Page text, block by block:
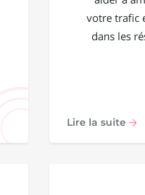
votre trafic
dans les
Lire la suite